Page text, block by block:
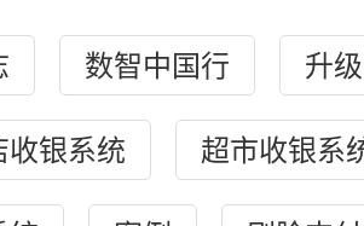
数智中国行 升
收银系统 超市收银系